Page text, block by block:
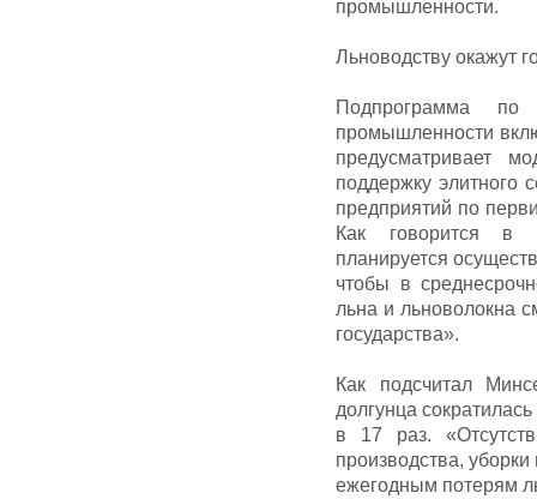
промышленности.
Льноводству окажут
Подпрограмма
промышленности
предусматривает
поддержку элитного
предприятий по
Как говорится в
планируется
чтобы в
льна и льноволокна
государства».
Как подсчитал
долгунца
в 17 раз.
производства,
ежегодным потерям